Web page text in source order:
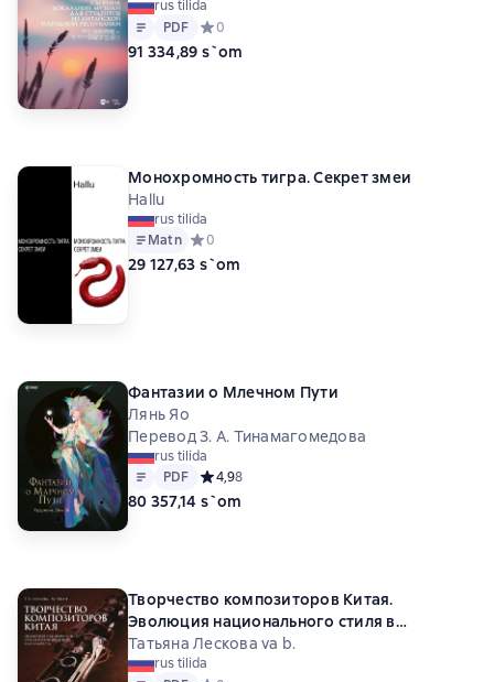
Китайской Народной Республики
rus tilida
Matn
PDF
PDF Средний рейтинг 0 на основе 0 оценок
0
91 334,89 s`om
Монохромность тигра. Секрет змеи
Hallu
rus tilida
Matn Средний рейтинг 0 на основе 0 оценок
0
29 127,63 s`om
Фантазии о Млечном Пути
Лянь Яо
Перевод З. А. Тинамагомедова
rus tilida
Matn
PDF
PDF Средний рейтинг 4,9 на основе 8 оценок
4,98
80 357,14 s`om
Творчество композиторов Китая.
Эволюция национального стиля в
произведениях для кларнета. Учебное
пособие
Татьяна Лескова va b.
rus tilida